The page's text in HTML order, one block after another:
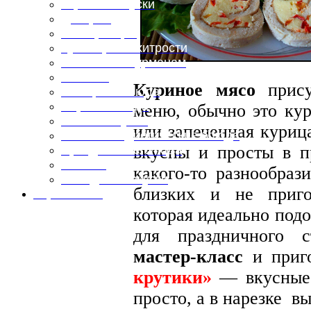
Горячие закуски
Кулинарные хитрости
Маленьким гурманам
Овощные блюда
Первые блюда
Полевая кухня
Постные и диетические блюда
Праздничные блюда
Холодные закуски
Куриное мясо
меню, обычно это
или запеченная
вкусны и просты в
какого-то
близких и не
которая идеально
для праздничного
мастер-класс и
крутики» — вкусные
просто, а в нарезке